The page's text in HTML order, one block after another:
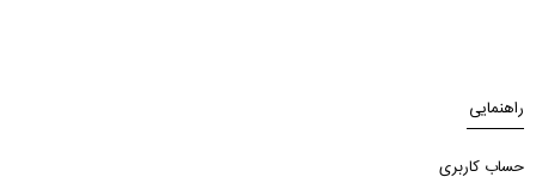
راهنمایی
حساب کاربری